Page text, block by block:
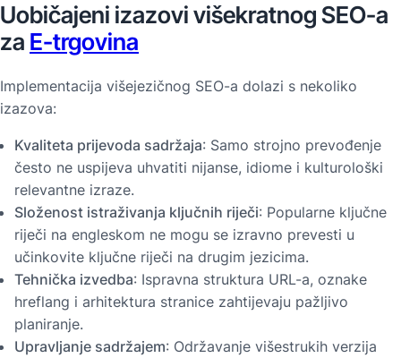
Uobičajeni izazovi višekratnog SEO-a
za E-trgovina
Implementacija višejezičnog SEO-a dolazi s nekoliko
izazova:
Kvaliteta prijevoda sadržaja: Samo strojno prevođenje
često ne uspijeva uhvatiti nijanse, idiome i kulturološki
relevantne izraze.
Složenost istraživanja ključnih riječi: Popularne ključne
riječi na engleskom ne mogu se izravno prevesti u
učinkovite ključne riječi na drugim jezicima.
Tehnička izvedba: Ispravna struktura URL-a, oznake
hreflang i arhitektura stranice zahtijevaju pažljivo
planiranje.
Upravljanje sadržajem: Održavanje višestrukih verzija